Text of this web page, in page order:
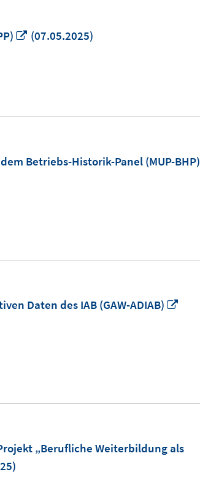
In
(07.05.2025)
Betriebs-Historik-Panel (MUP-BHP)
Daten des IAB (GAW-ADIAB)
„Berufliche Weiterbildung als